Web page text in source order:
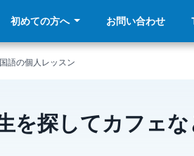
初めての方へ お問い合わせ
語の個人レッスン
を探してカフェ